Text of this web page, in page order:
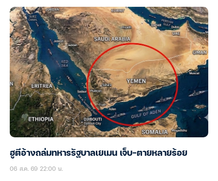
ฮูตีอ้างถล่มทหารรัฐบาลเยเมน เจ็บ-ตายหลายร้อย
06 ส.ค. 69 22:00 น.